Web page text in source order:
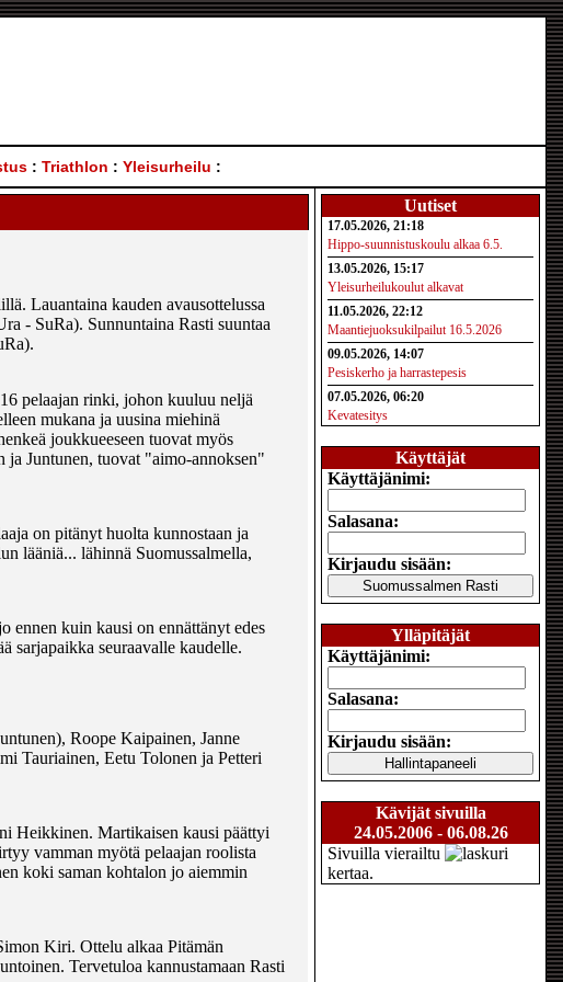
: Triathlon : Yleisurheilu :
Lauantaina kauden avausottelussa
- SuRa). Sunnuntaina Rasti suuntaa
pelaajan rinki, johon kuuluu neljä
mukana ja uusina miehinä
joukkueeseen tuovat myös
Juntunen, tuovat "aimo-annoksen"
on pitänyt huolta kunnostaan ja
lääniä... lähinnä Suomussalmella,
ennen kuin kausi on ennättänyt edes
sarjapaikka seuraavalle kaudelle.
Roope Kaipainen, Janne
Tauriainen, Eetu Tolonen ja Petteri
Heikkinen. Martikaisen kausi päättyi
vamman myötä pelaajan roolista
koki saman kohtalon jo aiemmin
Kiri. Ottelu alkaa Pitämän
Tervetuloa kannustamaan Rasti
Uutiset
17.05.2026, 21:18
Hippo-suunnistuskoulu alkaa 6.5.
13.05.2026, 15:17
Yleisurheilukoulut alkavat
11.05.2026, 22:12
Maantiejuoksukilpailut 16.5.2026
09.05.2026, 14:07
Pesiskerho ja harrastepesis
07.05.2026, 06:20
Kevatesitys
Käyttäjät
Käyttäjänimi:
Salasana:
Kirjaudu sisään:
Ylläpitäjät
Käyttäjänimi:
Salasana:
Kirjaudu sisään:
Kävijät sivuilla
24.05.2006 - 06.08.26
Sivuilla vierailtu
kertaa.